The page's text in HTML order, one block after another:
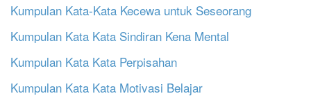
Kumpulan Kata-Kata Kecewa untuk Seseorang
Kumpulan Kata Kata Sindiran Kena Mental
Kumpulan Kata Kata Perpisahan
Kumpulan Kata Kata Motivasi Belajar